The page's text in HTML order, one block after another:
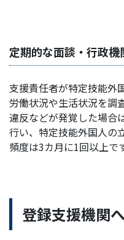
定期的な面談・行政機
支援責任者が特定技能外
労働状況や生活状況を調
違反などが発覚した場合
行い、特定技能外国人の
頻度は3カ月に1回以上で
登録支援機関